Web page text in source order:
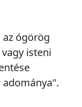
az ógörög
isteni